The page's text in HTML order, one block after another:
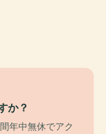
か？
年中無休でアク